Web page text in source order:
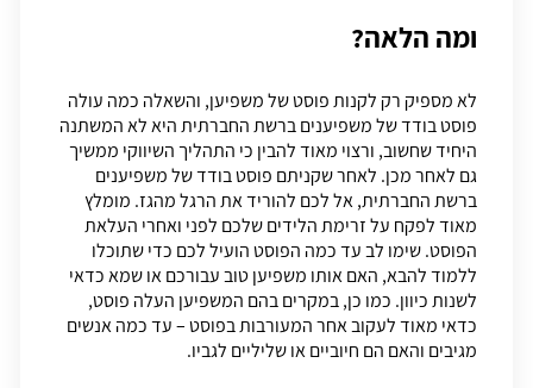
ומה הלאה?
לא מספיק רק לקנות פוסט של משפיען, והשאלה כמה עולה
פוסט בודד של משפיענים ברשת החברתית היא לא המשתנה
היחיד שחשוב, ורצוי מאוד להבין כי התהליך השיווקי ממשיך
גם לאחר מכן. לאחר שקניתם פוסט בודד של משפיענים
ברשת החברתית, אל לכם להוריד את הרגל מהגז. מומלץ
מאוד לפקח על זרימת הלידים שלכם לפני ואחרי העלאת
הפוסט. שימו לב עד כמה הפוסט הועיל לכם כדי שתוכלו
ללמוד להבא, האם אותו משפיען טוב עבורכם או שמא כדאי
לשנות כיוון. כמו כן, במקרים בהם המשפיען העלה פוסט,
כדאי מאוד לעקוב אחר המעורבות בפוסט – עד כמה אנשים
מגיבים והאם הם חיוביים או שליליים לגביו.